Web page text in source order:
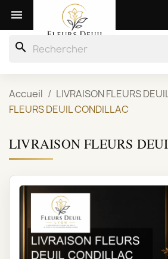

search
Accueil LIVRAISON FLEURS
FLEURS DEUIL CONDILLAC
LIVRAISON FLEURS